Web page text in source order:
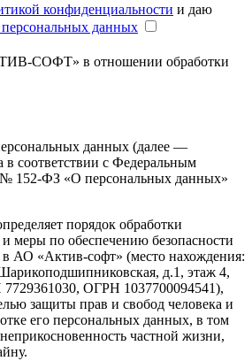
конфиденциальности и даю
персональных данных
СОФТ» в отношении обработки
данных (далее —
в соответствии с Федеральным
№ 152-ФЗ «О персональных данных»
порядок обработки
меры по обеспечению безопасности
АО «Актив-софт» (место нахождения:
д.1, этаж 4,
ОГРН 1037700094541),
защиты прав и свобод человека и
его персональных данных, в том
частной жизни,